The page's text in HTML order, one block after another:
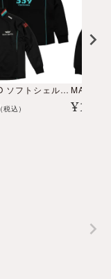
MAX ORIDO ソフトシェルジャケット
(税込)
MAX
¥